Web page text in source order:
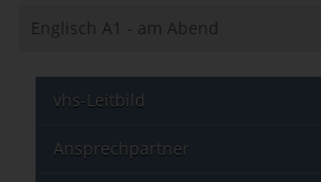
Englisch A1 - am Abend
vhs-Leitbild
Ansprechpartner